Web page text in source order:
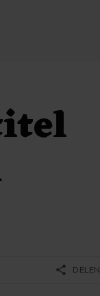
share DELEN